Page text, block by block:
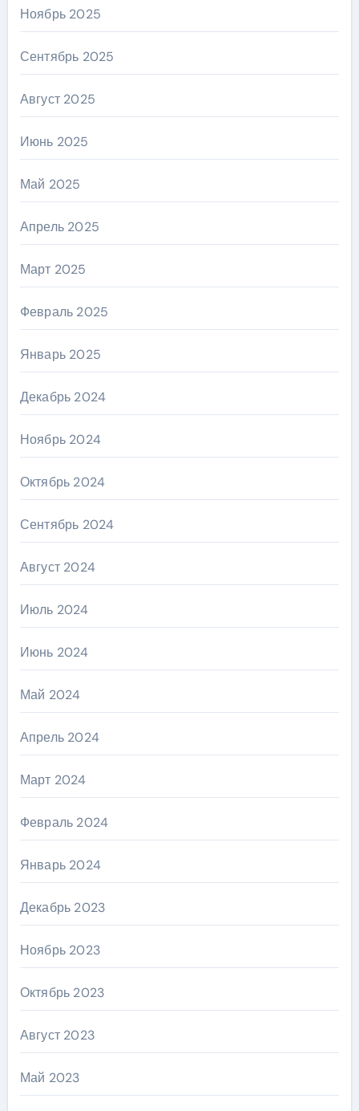
Ноябрь 2025
Сентябрь 2025
Август 2025
Июнь 2025
Май 2025
Апрель 2025
Март 2025
Февраль 2025
Январь 2025
Декабрь 2024
Ноябрь 2024
Октябрь 2024
Сентябрь 2024
Август 2024
Июль 2024
Июнь 2024
Май 2024
Апрель 2024
Март 2024
Февраль 2024
Январь 2024
Декабрь 2023
Ноябрь 2023
Октябрь 2023
Август 2023
Май 2023